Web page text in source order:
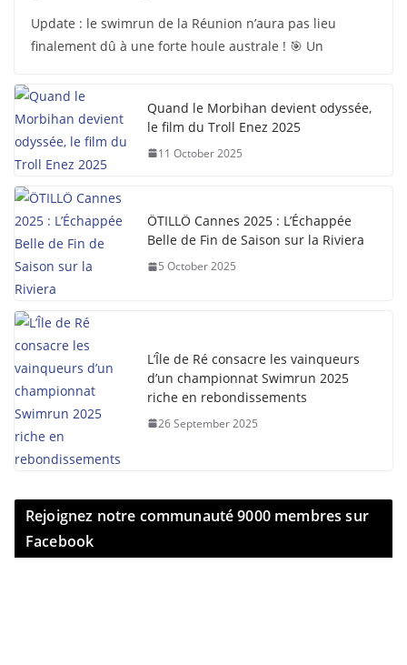
Update : le swimrun de la Réunion n’aura pas lieu
finalement dû à une forte houle australe ! 🎯 Un
Quand le Morbihan devient odyssée,
le film du Troll Enez 2025
11 October 2025
ÖTILLÖ Cannes 2025 : L’Échappée
Belle de Fin de Saison sur la Riviera
5 October 2025
L’Île de Ré consacre les vainqueurs
d’un championnat Swimrun 2025
riche en rebondissements
26 September 2025
Rejoignez notre communauté 9000 membres sur
Facebook